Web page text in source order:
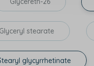
Glyceryl stearate
glycyrrhetinate